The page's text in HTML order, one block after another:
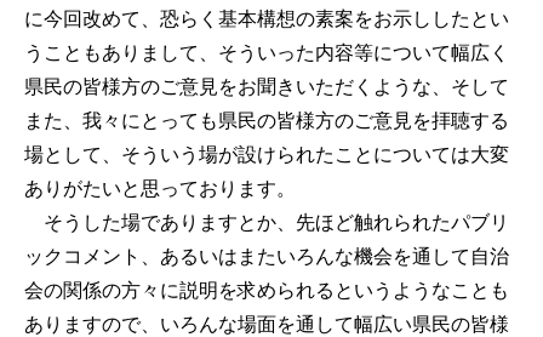
に今回改めて、恐らく基本構想の素案をお示ししたとい
うこともありまして、そういった内容等について幅広く
県民の皆様方のご意見をお聞きいただくような、そして
また、我々にとっても県民の皆様方のご意見を拝聴する
場として、そういう場が設けられたことについては大変
ありがたいと思っております。
そうした場でありますとか、先ほど触れられたパブリ
ックコメント、あるいはまたいろんな機会を通して自治
会の関係の方々に説明を求められるというようなことも
ありますので、いろんな場面を通して幅広い県民の皆様